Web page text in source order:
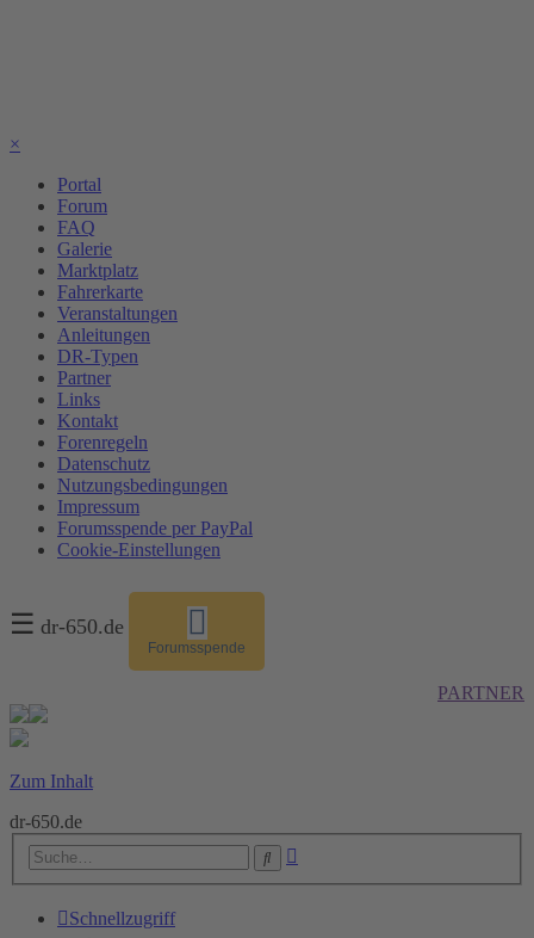
×
Portal
Forum
FAQ
Galerie
Marktplatz
Fahrerkarte
Veranstaltungen
Anleitungen
DR-Typen
Partner
Links
Kontakt
Forenregeln
Datenschutz
Nutzungsbedingungen
Impressum
Forumsspende per PayPal
Cookie-Einstellungen
☰ dr-650.de
Forumsspende
PARTNER
Zum Inhalt
dr-650.de
Suche
Schnellzugriff